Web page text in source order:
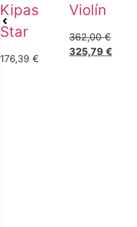
Kipas
Star
176,39 €
Violín
362,00€
325,79 €